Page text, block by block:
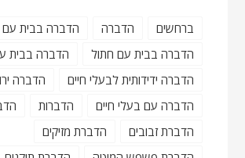
ברחשים הדברה
הדברה בבית עם
הדברה בבית עם חתול
הדברה בבית
הדברה ידידותית לבעלי חיים
הדברה
הדברה עם בעלי חיים
הדברות
הדברת זבובים
הדברת מזיקים